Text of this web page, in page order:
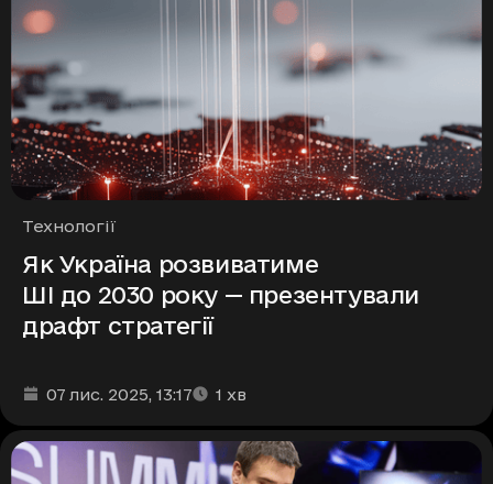
Рубрики
Технології
Як Україна розвиватиме
ШІ до 2030 року — презентували
драфт стратегії
Дата та час публікації :
07 лис. 2025, 13:17
Час читання: 1 хв